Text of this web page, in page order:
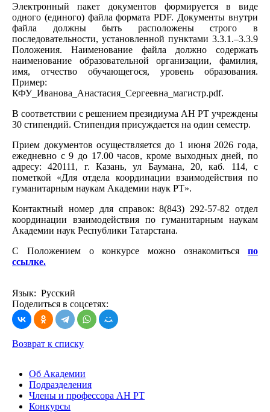
Электронный пакет документов формируется в виде
одного (единого) файла формата PDF. Документы внутри
файла должны быть расположены строго в
последовательности, установленной пунктами 3.3.1.–3.3.9
Положения. Наименование файла должно содержать
наименование образовательной организации, фамилия,
имя, отчество обучающегося, уровень образования.
Пример:
КФУ_Иванова_Анастасия_Сергеевна_магистр.pdf.
В соответствии с решением президиума АН РТ учреждены
30 стипендий. Стипендия присуждается на один семестр.
Прием документов осуществляется до 1 июня 2026 года,
ежедневно с 9 до 17.00 часов, кроме выходных дней, по
адресу: 420111, г. Казань, ул Баумана, 20, каб. 114, с
пометкой «Для отдела координации взаимодействия по
гуманитарным наукам Академии наук РТ».
Контактный номер для справок: 8(843) 292-57-82 отдел
координации взаимодействия по гуманитарным наукам
Академии наук Республики Татарстана.
С Положением о конкурсе можно ознакомиться по
ссылке.
Язык: Русский
Поделиться в соцсетях:
Возврат к списку
Об Академии
Подразделения
Члены и профессора АН РТ
Конкурсы